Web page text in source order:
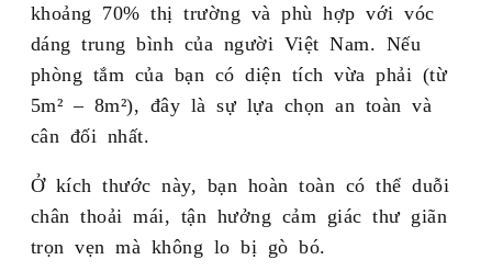
khoảng 70% thị trường và phù hợp với vóc
dáng trung bình của người Việt Nam. Nếu
phòng tắm của bạn có diện tích vừa phải (từ
5m² – 8m²), đây là sự lựa chọn an toàn và
cân đối nhất.
Ở kích thước này, bạn hoàn toàn có thể duỗi
chân thoải mái, tận hưởng cảm giác thư giãn
trọn vẹn mà không lo bị gò bó.